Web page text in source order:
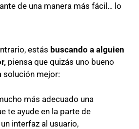
de una manera más fácil… lo
estás buscando a alguien
piensa que quizás uno bueno
solución mejor:
más adecuado una
te ayude en la parte de
interfaz al usuario,